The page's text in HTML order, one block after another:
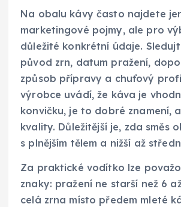
Na obalu kávy často najdete
marketingové pojmy, ale pro
důležité konkrétní údaje.
původ zrn, datum pražení,
způsob přípravy a chuťový
výrobce uvádí, že káva je
konvičku, je to dobré znamení,
kvality. Důležitější je, zda směs
s plnějším tělem a nižší až
Za praktické vodítko lze
znaky: pražení ne starší než 6
celá zrna místo předem mleté